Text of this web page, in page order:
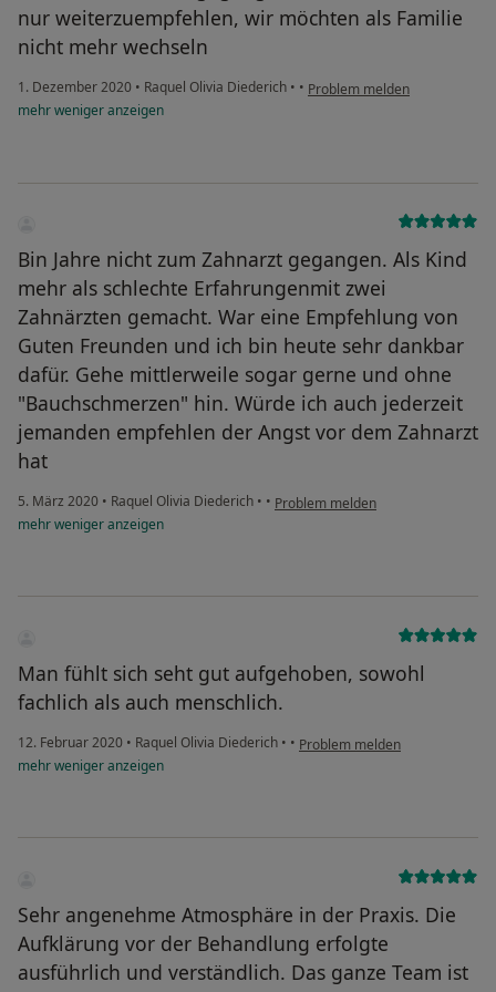
nur weiterzuempfehlen, wir möchten als Familie
nicht mehr wechseln
1. Dezember 2020 • Raquel Olivia Diederich • • Problem melden
mehrwenigeranzeigen
Bin Jahre nicht zum Zahnarzt gegangen. Als Kind
mehr als schlechte Erfahrungenmit zwei
Zahnärzten gemacht. War eine Empfehlung von
Guten Freunden und ich bin heute sehr dankbar
dafür. Gehe mittlerweile sogar gerne und ohne
"Bauchschmerzen" hin. Würde ich auch jederzeit
jemanden empfehlen der Angst vor dem Zahnarzt
hat
5. März 2020 • Raquel Olivia Diederich • • Problem melden
mehrwenigeranzeigen
Man fühlt sich seht gut aufgehoben, sowohl
fachlich als auch menschlich.
12. Februar 2020 • Raquel Olivia Diederich • • Problem melden
mehrwenigeranzeigen
Sehr angenehme Atmosphäre in der Praxis. Die
Aufklärung vor der Behandlung erfolgte
ausführlich und verständlich. Das ganze Team ist